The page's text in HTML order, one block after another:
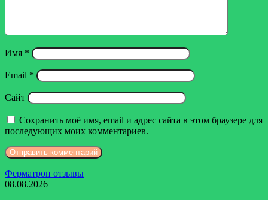
Имя *
Email *
Сайт
Сохранить моё имя, email и адрес сайта в этом браузере для
последующих моих комментариев.
Ферматрон отзывы
08.08.2026